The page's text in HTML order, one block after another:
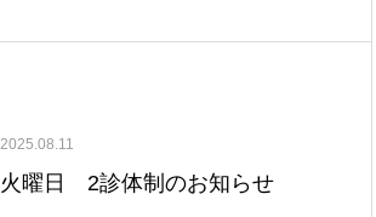
2025.08.11
火曜日 2診体制のお知らせ